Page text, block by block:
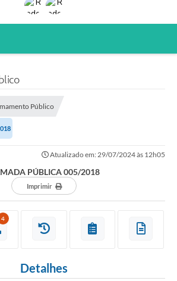
Público
Atualizado em: 29/07/2024 às 12h05
PÚBLICA 005/2018
Imprimir
4
Detalhes